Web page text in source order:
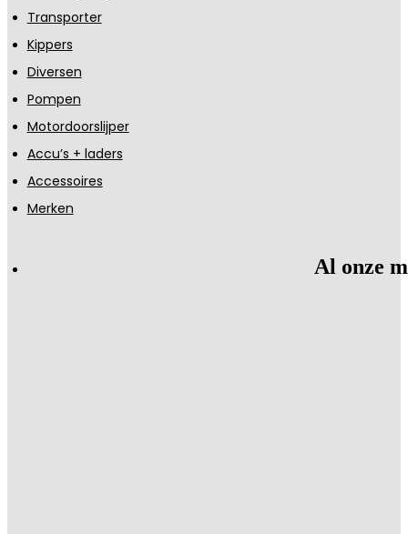
Transporter
Kippers
Diversen
Pompen
Motordoorslijper
Accu’s + laders
Accessoires
Merken
Al onze